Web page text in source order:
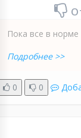
Пока все в норме
Подробнее >>
0 0